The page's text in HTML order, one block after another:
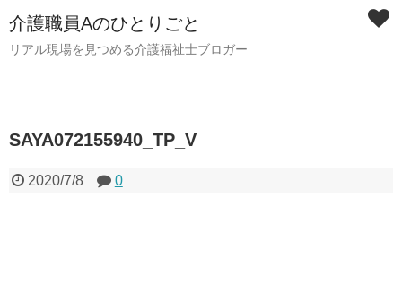
介護職員Aのひとりごと
リアル現場を見つめる介護福祉士ブロガー
SAYA072155940_TP_V
2020/7/8 0